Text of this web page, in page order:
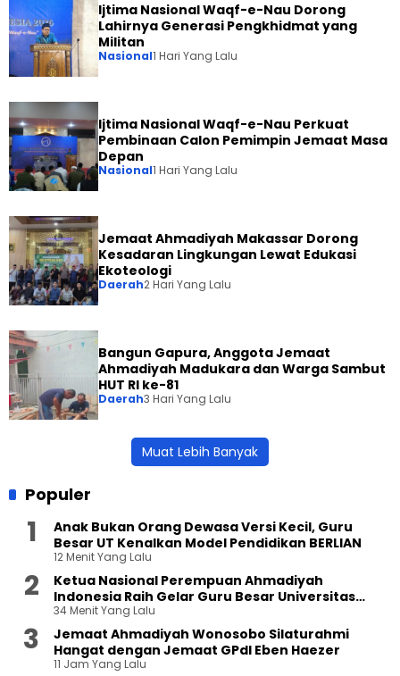
Ijtima Nasional Waqf-e-Nau Dorong
Lahirnya Generasi Pengkhidmat yang
Militan
Nasional1 Hari Yang Lalu
Ijtima Nasional Waqf-e-Nau Perkuat
Pembinaan Calon Pemimpin Jemaat Masa
Depan
Nasional1 Hari Yang Lalu
Jemaat Ahmadiyah Makassar Dorong
Kesadaran Lingkungan Lewat Edukasi
Ekoteologi
Daerah2 Hari Yang Lalu
Bangun Gapura, Anggota Jemaat
Ahmadiyah Madukara dan Warga Sambut
HUT RI ke-81
Daerah3 Hari Yang Lalu
Muat Lebih Banyak
Populer
Anak Bukan Orang Dewasa Versi Kecil, Guru
Besar UT Kenalkan Model Pendidikan BERLIAN
12 Menit Yang Lalu
Ketua Nasional Perempuan Ahmadiyah
Indonesia Raih Gelar Guru Besar Universitas
Terbuka
34 Menit Yang Lalu
Jemaat Ahmadiyah Wonosobo Silaturahmi
Hangat dengan Jemaat GPdI Eben Haezer
11 Jam Yang Lalu